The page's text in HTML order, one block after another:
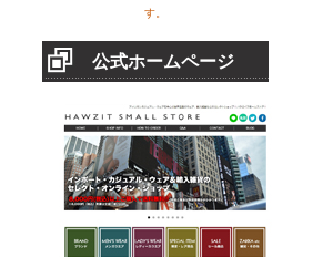
す。
公式ホームページ